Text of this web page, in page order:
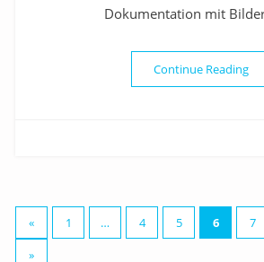
Dokumentation mit
Continue Reading
Seitennummerierung
der
« 1 … 4 5 6 7
»